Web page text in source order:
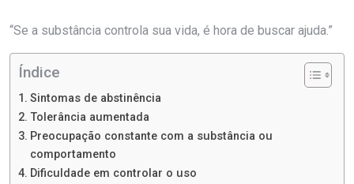
“Se a substância controla sua vida, é hora de buscar ajuda.”
Índice
Sintomas de abstinência
Tolerância aumentada
Preocupação constante com a substância ou
comportamento
Dificuldade em controlar o uso